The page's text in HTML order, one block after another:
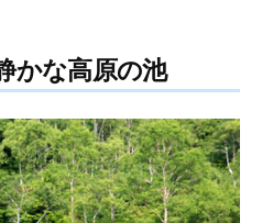
かな高原の池